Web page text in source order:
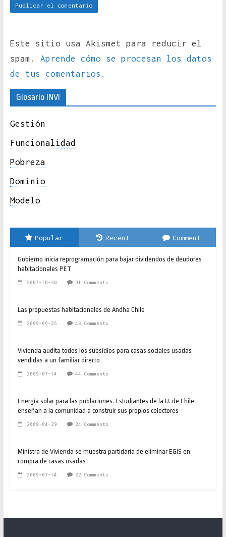
Este sitio usa Akismet para reducir el
spam. Aprende cómo se procesan los datos
de tus comentarios.
Glosario INVI
Gestión
Funcionalidad
Pobreza
Dominio
Modelo
Popular Recent Comment
Gobierno inicia reprogramación para bajar dividendos de deudores
habitacionales PET
2007-10-30 91 Comments
Las propuestas habitacionales de Andha Chile
2009-06-26 48 Comments
Vivienda audita todos los subsidios para casas sociales usadas
vendidas a un familiar directo
2009-07-14 44 Comments
Energía solar para las poblaciones. Estudiantes de la U. de Chile
enseñan a la comunidad a construir sus propios colectores
2009-04-29 24 Comments
Ministra de Vivienda se muestra partidaria de eliminar EGIS en
compra de casas usadas
2009-07-14 22 Comments